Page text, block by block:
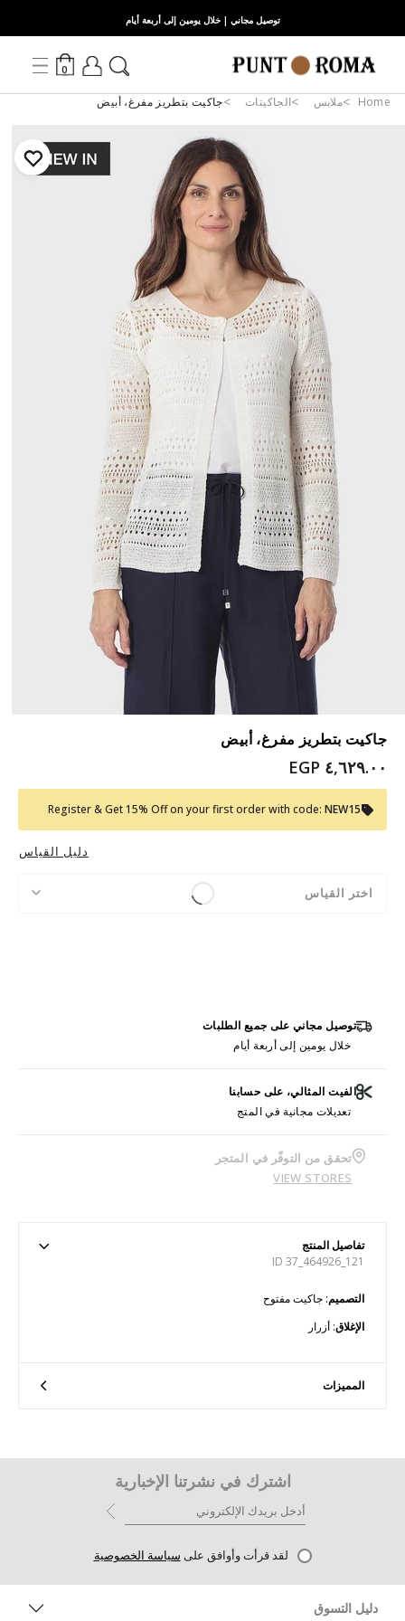
توصيل مجاني | خلال يومين إلى أربعة أيام
0
Home ملابس الجاكيتات جاكيت بتطريز مفرغ، أبيض
جاكيت بتطريز مفرغ، أبيض
٤,٦٢٩.٠٠ EGP
Register & Get 15% Off on your first order with code: NEW15
دليل القياس
اختر القياس
توصيل مجاني على جميع الطلبات
خلال يومين إلى أربعة أيام
الفيت المثالي، على حسابنا
تعديلات مجانية في المتج
تحقق من التوفّر في المتجر
VIEW STORES
تفاصيل المنتج
ID 37_464926_121
التصميم: جاكيت مفتوح
الإغلاق: أزرار
المميزات
اشترك في نشرتنا الإخبارية
لقد قرأت وأوافق على سياسة الخصوصية
دليل التسوق